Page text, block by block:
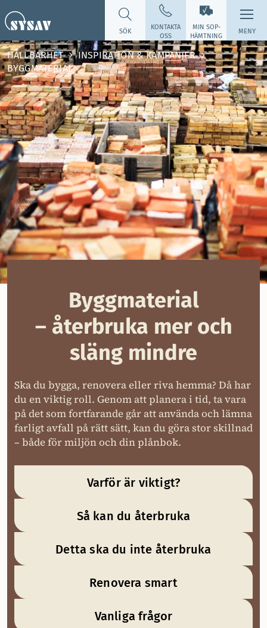
MIN SOP­
HÄMTNING
SÖK
KONTAKTA
OSS
MENY
HÅLLBARHET
INSPIRATION & KAMPANJER
BYGGMATERIAL
Byggmaterial
– återbruka mer och
släng mindre
Ska du bygga, renovera eller riva hemma? Då har
du en viktig roll. Genom att planera i tid, ta vara
på det som fortfarande går att använda och lämna
farligt avfall på rätt sätt, kan du göra stor skillnad
– både för miljön och din plånbok.
Varför är viktigt?
Så kan du återbruka
Detta ska du inte återbruka
Renovera smart
Vanliga frågor